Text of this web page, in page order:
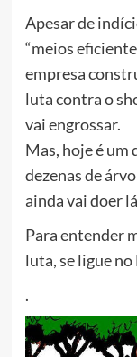
Apesar de
“meios
empresa
luta contra o
vai engrossar.
Mas, hoje é um
dezenas de
ainda vai doer
Para entender
luta, se ligue no
.